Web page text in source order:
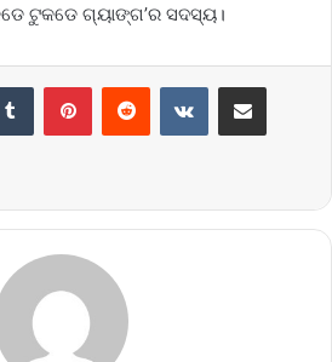
ଟୁକଡେ ଗ୍ୟାଙ୍ଗ’ର ସଦସ୍ୟ।